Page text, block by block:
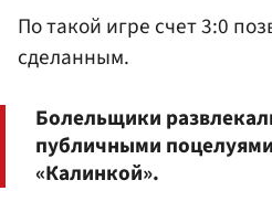
По такой игре счет 3:0
сделанным.
Болельщики
публичными
«Калинкой».